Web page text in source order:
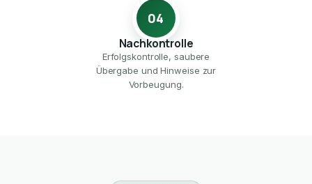
04
Nachkontrolle
Erfolgskontrolle, saubere
Übergabe und Hinweise zur
Vorbeugung.